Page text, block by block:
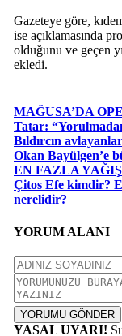
Gazeteye göre,
ise açıklamasında
olduğunu ve geçen
ekledi.
MAĞUSA’DA
Tatar:
Bıldırcın
Okan Bayülgen’e
EN FAZLA
Çitos Efe kimdir?
nerelidir?
YORUM ALANI
YORUMU GÖNDER
YASAL UYARI!